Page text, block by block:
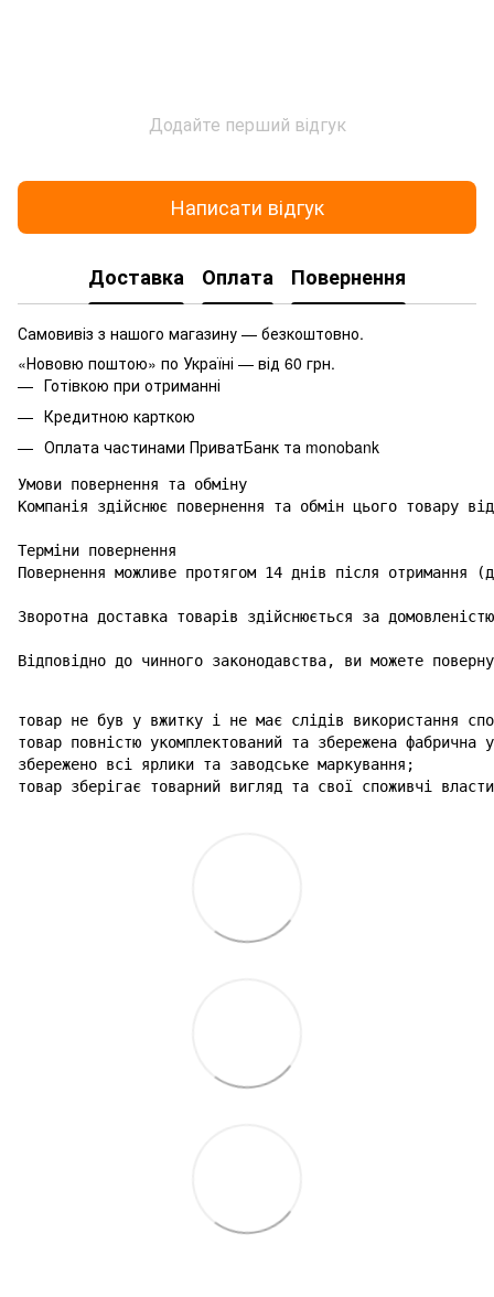
Додайте перший відгук
Написати відгук
Доставка Оплата Повернення
Самовивіз з нашого магазину — безкоштовно.
«Нововю поштою» по Україні — від 60 грн.
Готівкою при отриманні
Кредитною карткою
Оплата частинами ПриватБанк та monobank
Умови повернення та обміну
Компанія здійснює повернення та обмін цього товару
Терміни повернення
Повернення можливе протягом 14 днів після отримання
Зворотна доставка товарів здійснюється за
Відповідно до чинного законодавства, ви можете
товар не був у вжитку і не має слідів використання
товар повністю укомплектований та збережена фабрична
збережено всі ярлики та заводське маркування;
товар зберігає товарний вигляд та свої споживчі